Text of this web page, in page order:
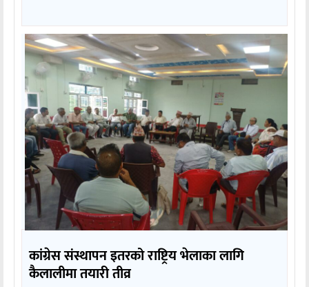
कांग्रेस संस्थापन इतरको राष्ट्रिय भेलाका लागि
कैलालीमा तयारी तीव्र